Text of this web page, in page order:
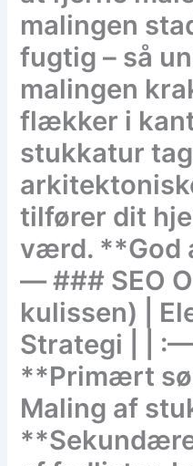
malingen
fugtig – så
malingen
flækker i
stukkatur
tilfører dit
værd. **God
— ### SEO
kulissen) |
Strategi | | :—
**Primært
Maling af